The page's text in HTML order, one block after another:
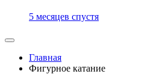
5 месяцев спустя
Главная
Фигурное катание